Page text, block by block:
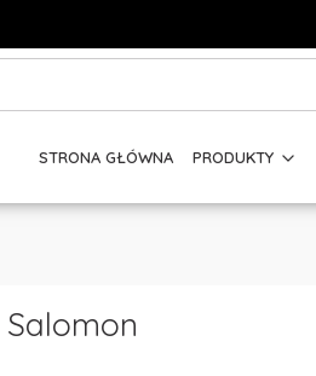
STRONA GŁÓWNA PRODUKTY